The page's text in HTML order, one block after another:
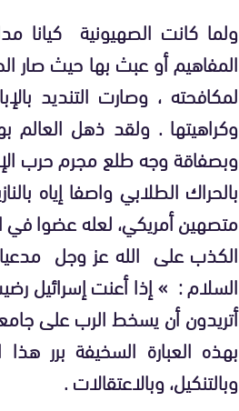
ولما كانت الصهيونية كيانا
المفاهيم أو عبث بها حيث صار
لمكافحته ، وصارت التنديد
وكراهيتها . ولقد ذهل العالم
وبصفاقة وجه طلع مجرم حرب
بالحراك الطلابي واصفا إياه
متصهين أمريكي، لعله عضوا
الكذب على الله عز وجل مدعيا
السلام : » إذا أعنت إسرائيل
أتريدون أن يسخط الرب على
بهذه العبارة السخيفة برر
وبالتنكيل، وبالاعتقالات .